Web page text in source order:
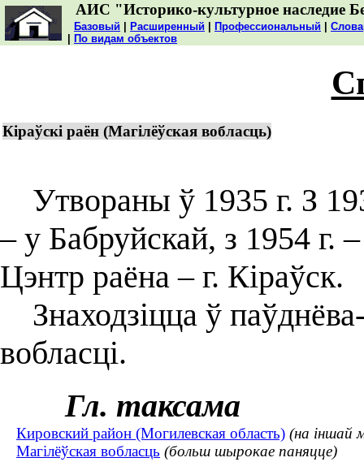
АИС "Историко-культурное наследие
Базовый Расширенный Профессиональный
По видам объектов
Кіраўскі раён (Магілёўская вобласць)
Утвораны ў 1935 г. З
– у Бабруйскай, з 1954 г.
Цэнтр раёна – г. Кіраўск.
Знаходзіцца ў
вобласці.
Гл. таксама
Кировский район (Могилевская область) (на іншай
Магілёўская вобласць (больш шырокае паняцце)